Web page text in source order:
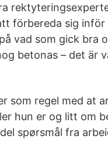
förbereda sig
vad som gick bra
betonas – det är
som regel med at
hun er og litt om
spørsmål fra